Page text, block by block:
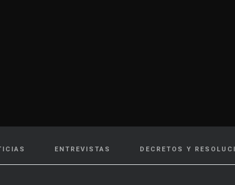
ENTREVISTAS DECRETOS Y